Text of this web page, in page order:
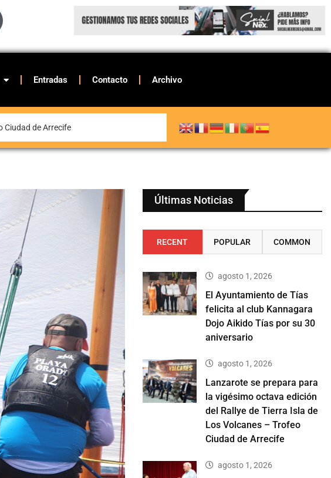
Entradas Contacto Archivo
Últimas Noticias
RECENT POPULAR COMMON
agosto 1, 2026
El Ayuntamiento de Tías
felicita al club Kannagara
Dojo Aikido Tías por su 30
aniversario
agosto 1, 2026
Lanzarote se prepara para
la vigésimo octava edición
del Rallye de Tierra Isla de
Los Volcanes – Trofeo
Ciudad de Arrecife
agosto 1, 2026